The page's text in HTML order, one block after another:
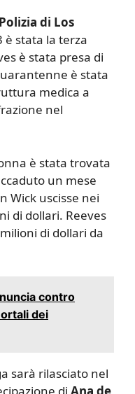
di Los
è stata la terza
è stata presa di
è stata
medica a
nel
è stata trovata
un mese
Wick uscisse nei
di dollari. Reeves
di dollari da
contro
dei
sarà rilasciato nel